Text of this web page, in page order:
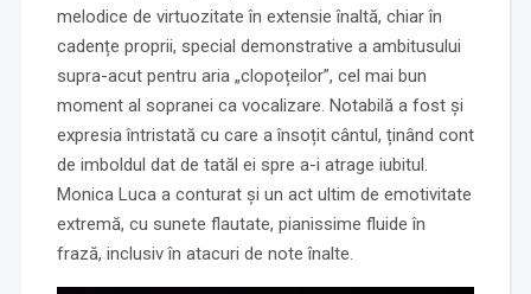
melodice de virtuozitate în extensie înaltă, chiar în
cadențe proprii, special demonstrative a ambitusului
supra-acut pentru aria „clopoțeilor”, cel mai bun
moment al sopranei ca vocalizare. Notabilă a fost și
expresia întristată cu care a însoțit cântul, ținând cont
de imboldul dat de tatăl ei spre a-i atrage iubitul.
Monica Luca a conturat și un act ultim de emotivitate
extremă, cu sunete flautate, pianissime fluide în
frază, inclusiv în atacuri de note înalte.